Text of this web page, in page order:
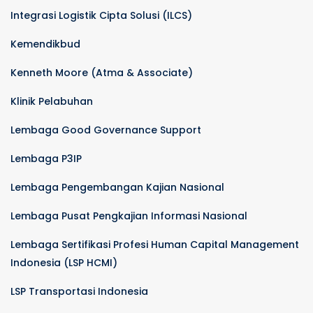
Integrasi Logistik Cipta Solusi (ILCS)
Kemendikbud
Kenneth Moore (Atma & Associate)
Klinik Pelabuhan
Lembaga Good Governance Support
Lembaga P3IP
Lembaga Pengembangan Kajian Nasional
Lembaga Pusat Pengkajian Informasi Nasional
Lembaga Sertifikasi Profesi Human Capital Management
Indonesia (LSP HCMI)
LSP Transportasi Indonesia